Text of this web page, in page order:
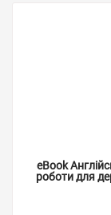
eBook
роботи для